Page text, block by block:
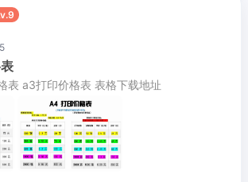
表 a3打印价格表 表格下载地址